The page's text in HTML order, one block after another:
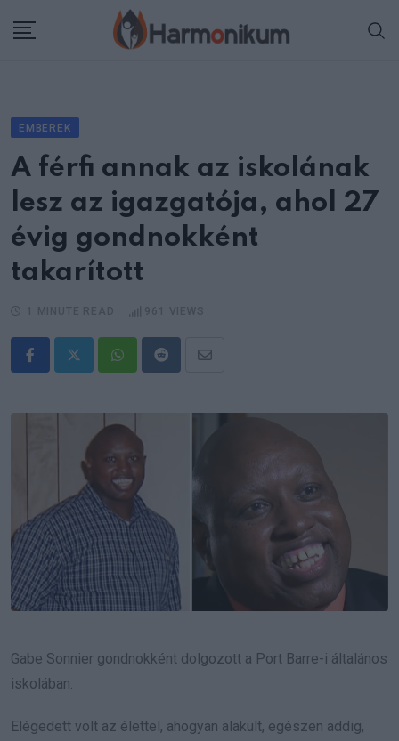
EMBEREK
A férfi annak az iskolának
lesz az igazgatója, ahol 27
évig gondnokként
takarított
WhatsappRedditShare
Email
Gabe Sonnier gondnokként dolgozott a Port Barre-i általános
iskolában.
Elégedett volt az élettel, ahogyan alakult, egészen addig,